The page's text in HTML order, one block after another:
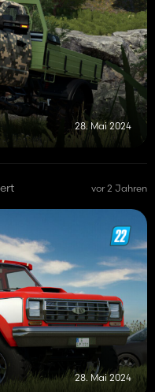
28. Mai 2024
vor 2 Jahren
28. Mai 2024